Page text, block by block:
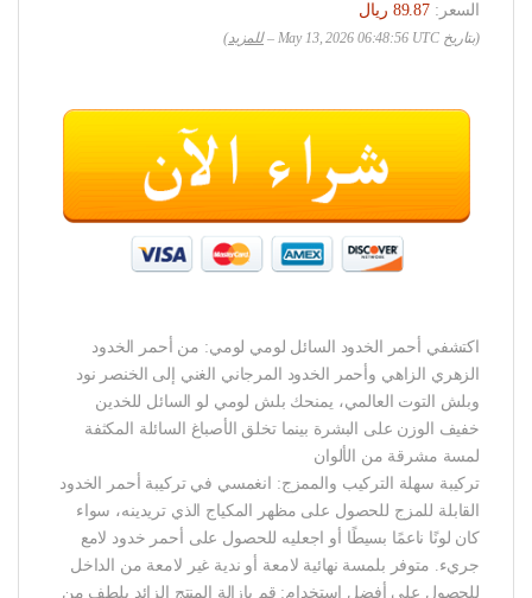
السعر:
‏89.87 ريال
(بتاريخ May 13, 2026 06:48:56 UTC – للمزيد)
اكتشفي أحمر الخدود السائل لومي لومي: من أحمر الخدود
الزهري الزاهي وأحمر الخدود المرجاني الغني إلى الخنصر نود
وبلش التوت العالمي، يمنحك بلش لومي لو السائل للخدين
خفيف الوزن على البشرة بينما تخلق الأصباغ السائلة المكثفة
لمسة مشرقة من الألوان
تركيبة سهلة التركيب والممزج: انغمسي في تركيبة أحمر الخدود
القابلة للمزج للحصول على مظهر المكياج الذي تريدينه، سواء
كان لونًا ناعمًا بسيطًا أو اجعليه للحصول على أحمر خدود لامع
جريء. متوفر بلمسة نهائية لامعة أو ندية غير لامعة من الداخل
للحصول على أفضل استخدام: قم بإزالة المنتج الزائد بلطف من